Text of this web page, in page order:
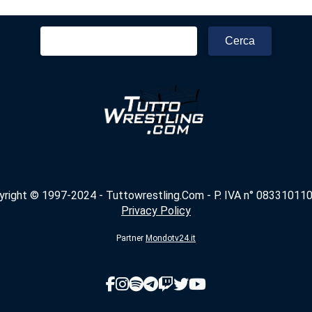
Ricerca
© 1997-2024 - Tuttowrestling.Com - P. IVA n°
Privacy Policy
Partner Mondotv24.it